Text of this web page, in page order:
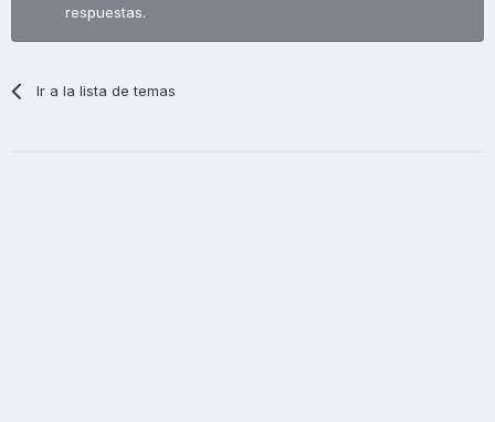
respuestas.
Ir a la lista de temas